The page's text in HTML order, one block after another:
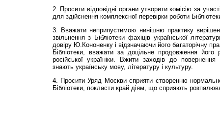
2. Просити відповідні органи утворити комісію за
для здійснення комплексної перевірки роботи
3. Вважати неприпустимою нинішню практику
звільнення з Бібліотеки фахіців української
довіру Ю.Кононенку і відзначаючи його багаторічну
Бібліотеки, вважати за доцільне продовження його
російської україніки. Вжити заходів до повернення
знають українську мову, літературу і культуру.
4. Просити Уряд Москви сприяти створенню
Бібліотеки, покласти край діям, що сприяють